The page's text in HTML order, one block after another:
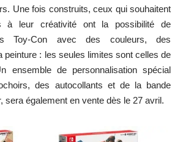
Une fois construits, ceux qui souhaitent
à leur créativité ont la possibilité de
Toy-Con avec des couleurs, des
peinture : les seules limites sont celles de
ensemble de personnalisation spécial
des autocollants et de la bande
sera également en vente dès le 27 avril.